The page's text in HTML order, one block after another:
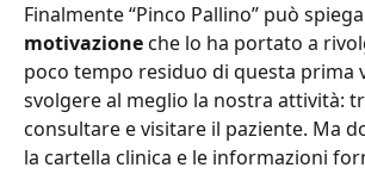
Finalmente “Pinco Pallino” può
motivazione che lo ha portato a
poco tempo residuo di questa prima
svolgere al meglio la nostra attività:
consultare e visitare il paziente. Ma
la cartella clinica e le informazioni